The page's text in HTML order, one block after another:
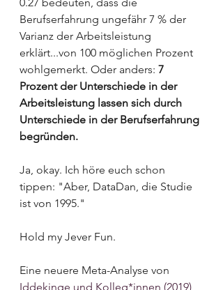
Berufserfahrung ungefähr 7 % der
Varianz der Arbeitsleistung
erklärt...von 100 möglichen Prozent
wohlgemerkt. Oder anders: 7
Prozent der Unterschiede in der
Arbeitsleistung lassen sich durch
Unterschiede in der Berufserfahrung
begründen.
Ja, okay. Ich höre euch schon
tippen: "Aber, DataDan, die Studie
ist von 1995."
Hold my Jever Fun.
Eine neuere Meta-Analyse von
Iddekinge und Kolleg*innen (2019)